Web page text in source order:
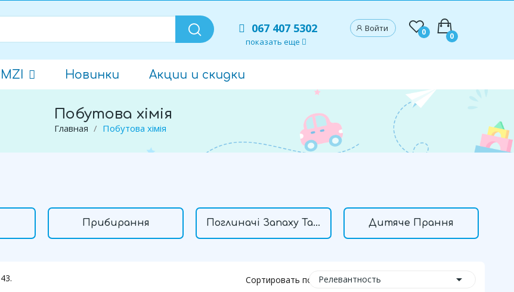
067 407 5302
показать еще
Войти 0 0
Новинки Акции и скидки
Побутова хімія
Главная Побутова хімія
Прибирання Поглиначі Запаху Та... Дитяче Прання
Сортировать по: Релевантность 